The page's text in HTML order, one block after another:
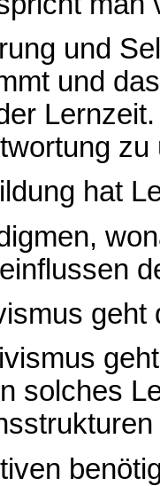
und
und
zu
hat
solches